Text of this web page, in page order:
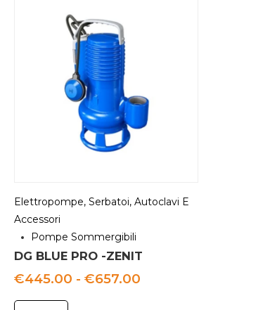
Elettropompe, Serbatoi, Autoclavi E
Accessori
Pompe Sommergibili
DG BLUE PRO -ZENIT
€445.00 - €657.00Fascia